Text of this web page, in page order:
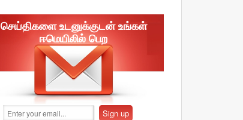
செய்திகளை உடனுக்குடன் உங்கள்
ஈமெயிலில் பெற